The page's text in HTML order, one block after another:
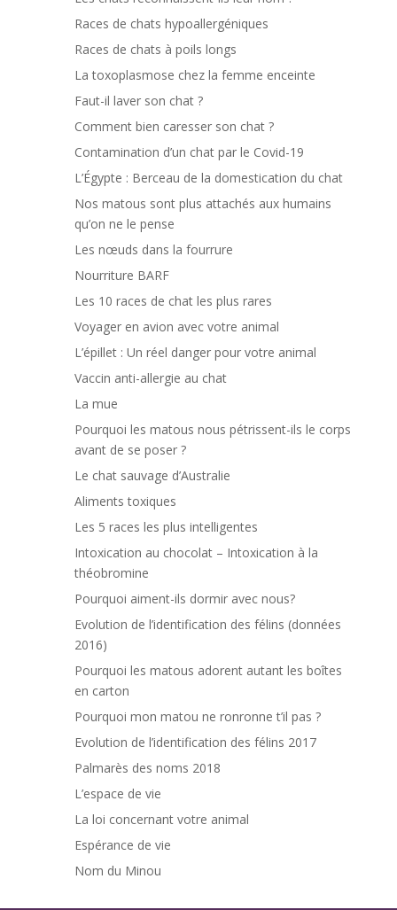
Races de chats hypoallergéniques
Races de chats à poils longs
La toxoplasmose chez la femme enceinte
Faut-il laver son chat ?
Comment bien caresser son chat ?
Contamination d’un chat par le Covid-19
L’Égypte : Berceau de la domestication du chat
Nos matous sont plus attachés aux humains
qu’on ne le pense
Les nœuds dans la fourrure
Nourriture BARF
Les 10 races de chat les plus rares
Voyager en avion avec votre animal
L’épillet : Un réel danger pour votre animal
Vaccin anti-allergie au chat
La mue
Pourquoi les matous nous pétrissent-ils le corps
avant de se poser ?
Le chat sauvage d’Australie
Aliments toxiques
Les 5 races les plus intelligentes
Intoxication au chocolat – Intoxication à la
théobromine
Pourquoi aiment-ils dormir avec nous?
Evolution de l’identification des félins (données
2016)
Pourquoi les matous adorent autant les boîtes
en carton
Pourquoi mon matou ne ronronne t’il pas ?
Evolution de l’identification des félins 2017
Palmarès des noms 2018
L’espace de vie
La loi concernant votre animal
Espérance de vie
Nom du Minou